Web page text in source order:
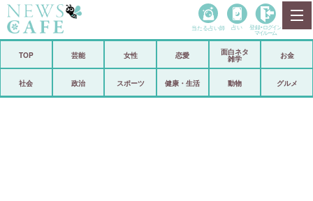
政治
当たる占い師 占い 登録• ログイン
マイルーム
TOP 芸能 女性 恋愛
面白ネタ
雑学
お金
社会 政治 スポーツ 健康・生活 動物 グルメ